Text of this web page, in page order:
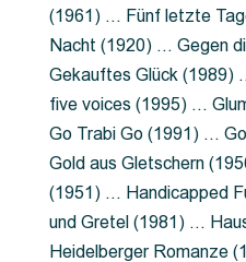
(1961) … Fünf letzte
Nacht (1920) … Gegen
Gekauftes Glück (1989)
five voices (1995) …
Go Trabi Go (1991) …
Gold aus Gletschern
(1951) … Handicapped
und Gretel (1981) …
Heidelberger Romanze